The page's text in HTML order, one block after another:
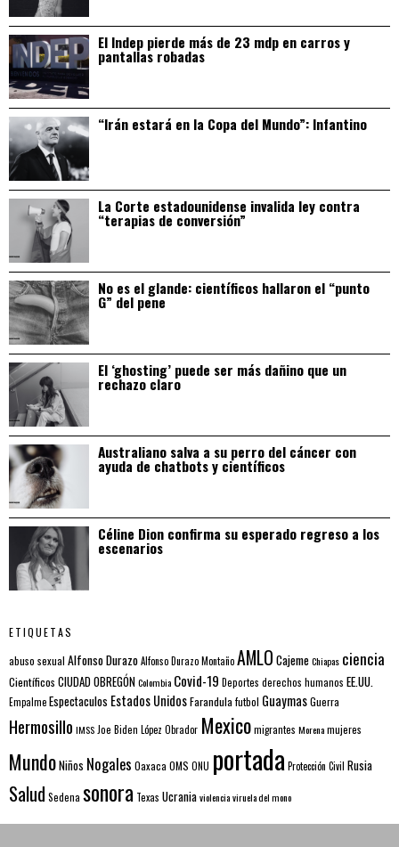
El Indep pierde más de 23 mdp en carros y
pantallas robadas
“Irán estará en la Copa del Mundo”: Infantino
La Corte estadounidense invalida ley contra
“terapias de conversión”
No es el glande: científicos hallaron el “punto
G” del pene
El ‘ghosting’ puede ser más dañino que un
rechazo claro
Australiano salva a su perro del cáncer con
ayuda de chatbots y científicos
Céline Dion confirma su esperado regreso a los
escenarios
ETIQUETAS
abuso sexual Alfonso DurazoAlfonso Durazo MontañoAMLO CajemeChiapas ciencia
Científicos CIUDAD OBREGÓNColombia Covid-19 Deportes derechos humanos EE.UU.
EmpalmeEspectaculos Estados UnidosFarandulafutbol GuaymasGuerra
Hermosillo IMSS Joe Biden López Obrador Mexicomigrantes Morenamujeres
MundoNiños Nogales Oaxaca OMS ONU portada Protección Civil Rusia
Salud Sedena sonora Texas Ucraniaviolenciaviruela del mono